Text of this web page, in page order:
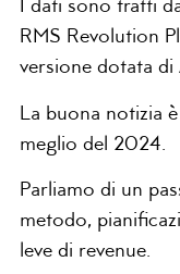
I dati sono tratti
RMS Revolution
versione dotata di
La buona notizia
meglio del 2024.
Parliamo di un
metodo,
leve di revenue.